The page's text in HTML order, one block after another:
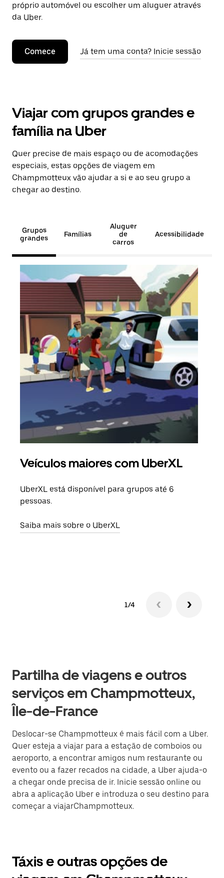
próprio automóvel ou escolher um aluguer através
da Uber.
Comece Já tem uma conta? Inicie sessão
Viajar com grupos grandes e
família na Uber
Quer precise de mais espaço ou de acomodações
especiais, estas opções de viagem em
Champmotteux vão ajudar a si e ao seu grupo a
chegar ao destino.
Grupos
grandes
Famílias
Aluguer
de
carros
Acessibilidade
Veículos maiores com UberXL
UberXL está disponível para grupos até 6
pessoas.
Saiba mais sobre o UberXL
1/4
Partilha de viagens e outros
serviços em Champmotteux,
Île-de-France
Deslocar-se Champmotteux é mais fácil com a Uber.
Quer esteja a viajar para a estação de comboios ou
aeroporto, a encontrar amigos num restaurante ou
evento ou a fazer recados na cidade, a Uber ajuda-o
a chegar onde precisa de ir. Inicie sessão online ou
abra a aplicação Uber e introduza o seu destino para
começar a viajarChampmotteux.
Táxis e outras opções de